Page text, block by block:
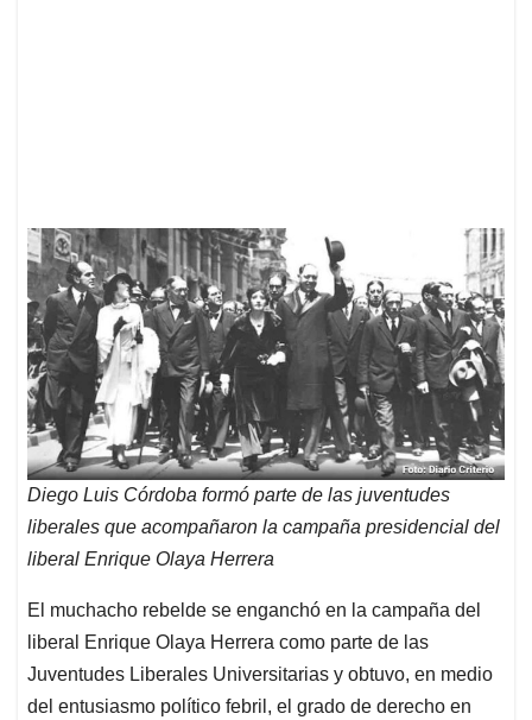
Diego Luis Córdoba formó parte de las juventudes
liberales que acompañaron la campaña presidencial del
liberal Enrique Olaya Herrera
El muchacho rebelde se enganchó en la campaña del
liberal Enrique Olaya Herrera como parte de las
Juventudes Liberales Universitarias y obtuvo, en medio
del entusiasmo político febril, el grado de derecho en